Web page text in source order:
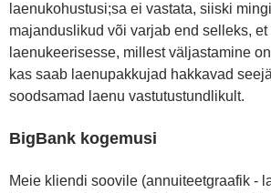
laenukohustusi;sa ei vastata, siiski
majanduslikud või varjab end selleks, et
laenukeerisesse, millest väljastamine
kas saab laenupakkujad hakkavad
soodsamad laenu vastutustundlikult.
BigBank kogemusi
Meie kliendi soovile (annuiteetgraafik -